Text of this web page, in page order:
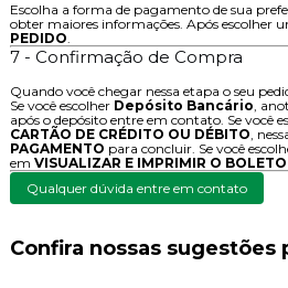
Escolha a forma de pagamento de sua
obter maiores informações. Após escolher
PEDIDO.
7 - Confirmação de Compra
Quando você chegar nessa etapa o seu
Se você escolher Depósito Bancário,
após o depósito entre em contato. Se você
CARTÃO DE CRÉDITO OU DÉBITO,
PAGAMENTO para concluir. Se você
em VISUALIZAR E IMPRIMIR O BOLETO
Qualquer dúvida entre em contato
Confira nossas sugestões